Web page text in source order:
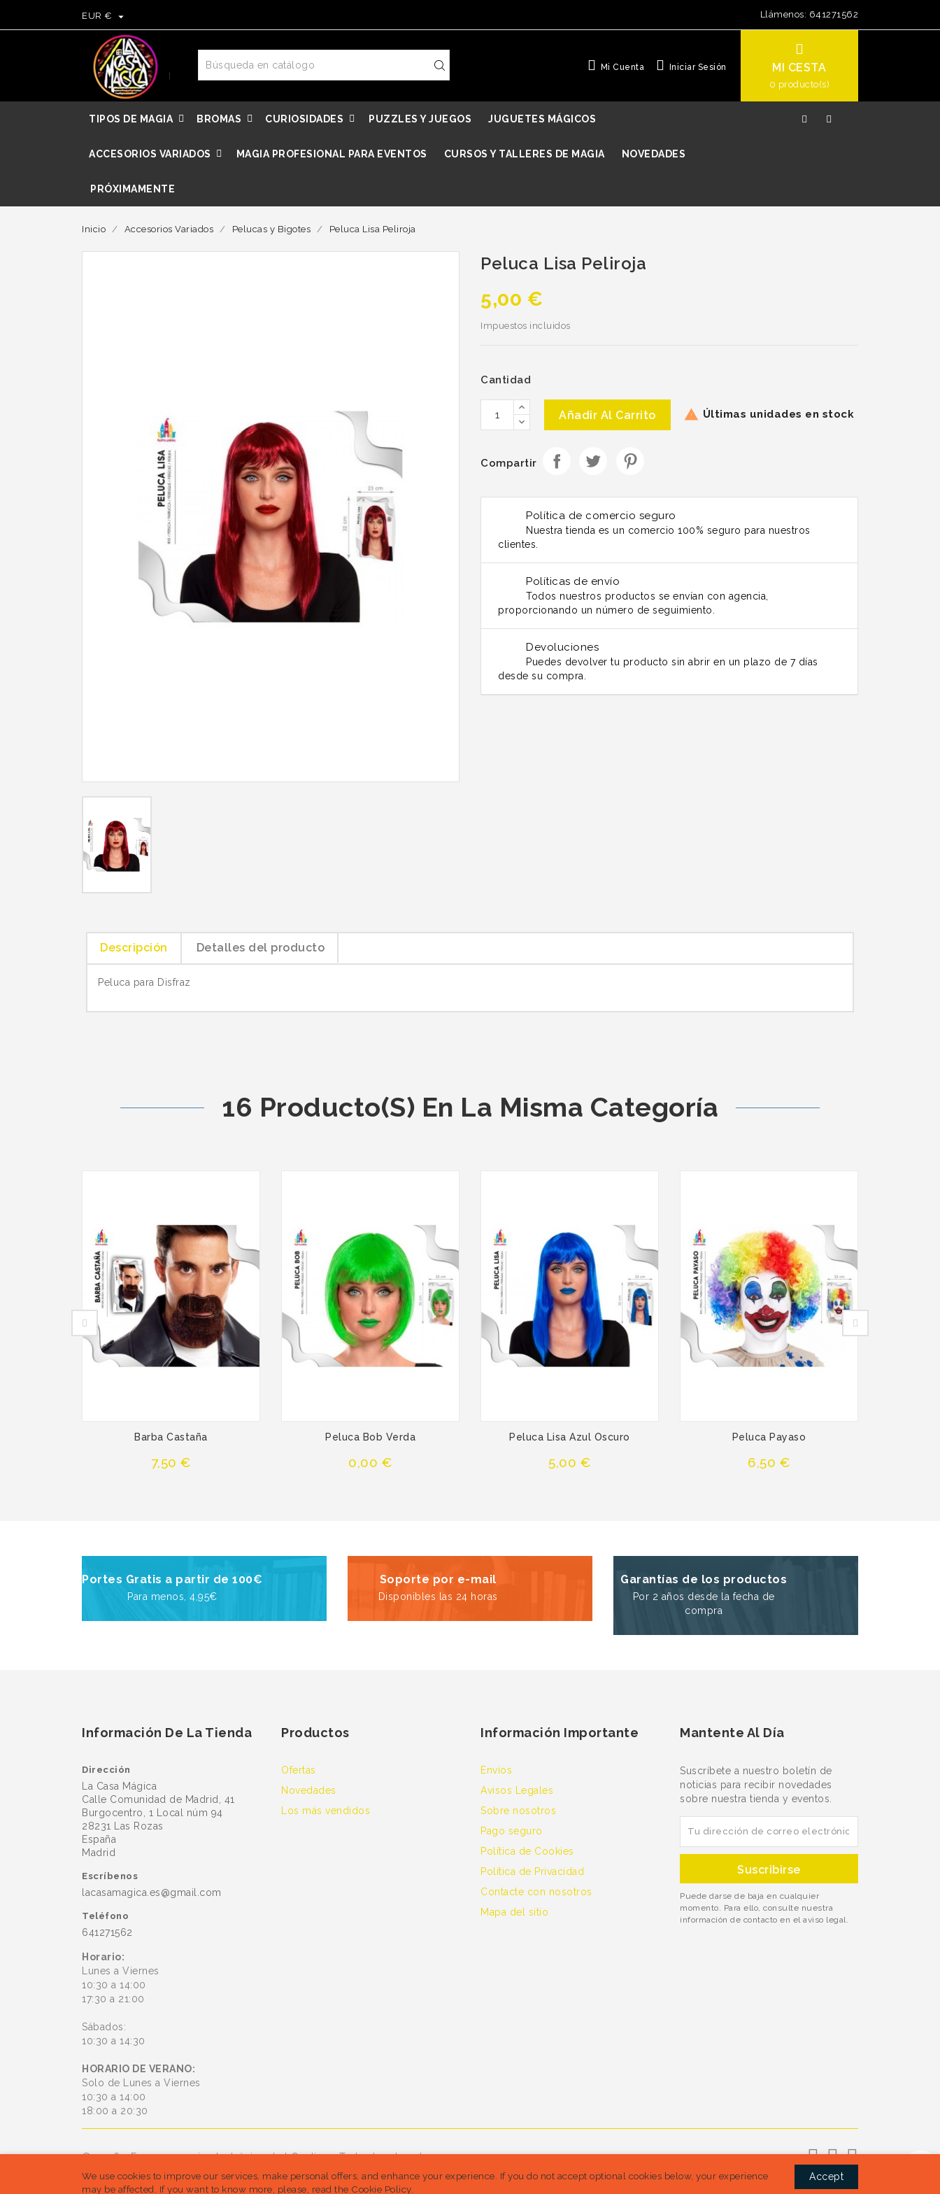
EUR €  Llámenos: 641271562
MI CESTA
0 producto(s)
Mi Cuenta Iniciar Sesión
TIPOS DE MAGIA BROMAS CURIOSIDADES PUZZLES Y JUEGOS JUGUETES MÁGICOS
ACCESORIOS VARIADOS MAGIA PROFESIONAL PARA EVENTOS CURSOS Y TALLERES DE MAGIA NOVEDADES
PRÓXIMAMENTE
Inicio Accesorios Variados Pelucas y Bigotes Peluca Lisa Peliroja
Peluca Lisa Peliroja
5,00 €
Impuestos incluidos
Cantidad
Añadir Al Carrito  Últimas unidades en stock
Compartir
Política de comercio seguro
Nuestra tienda es un comercio 100% seguro para nuestros
clientes.
Políticas de envío
Todos nuestros productos se envían con agencia,
proporcionando un número de seguimiento.
Devoluciones
Puedes devolver tu producto sin abrir en un plazo de 7 días
desde su compra.
Descripción Detalles del producto
Peluca para Disfraz
16 Producto(s) En La Misma Categoría
Barba Castaña
Precio
7,50 €
Peluca Bob Verda
Precio
0,00 €
Peluca Lisa Azul Oscuro
Precio
5,00 €
Peluca Payaso
Precio
6,50 €
Portes Gratis a partir de 100€
Para menos, 4,95€
Soporte por e-mail
Disponibles las 24 horas
Garantías de los productos
Por 2 años desde la fecha de
compra
Información De La Tienda
Dirección
La Casa Mágica
Calle Comunidad de Madrid, 41
Burgocentro, 1 Local núm 94
28231 Las Rozas
España
Madrid
Escríbenos
lacasamagica.es@gmail.com
Teléfono
641271562
Horario:
Lunes a Viernes
10:30 a 14:00
17:30 a 21:00
Sábados:
10:30 a 14:30
HORARIO DE VERANO:
Solo de Lunes a Viernes
10:30 a 14:00
18:00 a 20:30
Productos
Ofertas
Novedades
Los más vendidos
Información Importante
Envíos
Avisos Legales
Sobre nosotros
Pago seguro
Política de Cookies
Política de Privacidad
Contacte con nosotros
Mapa del sitio
Mantente Al Día
Suscríbete a nuestro boletín de
noticias para recibir novedades
sobre nuestra tienda y eventos.
Puede darse de baja en cualquier
momento. Para ello, consulte nuestra
información de contacto en el aviso legal.
© 2026 - Es un comercio electrónico de bConline - Todos los derechos
están reservados
We use cookies to improve our services, make personal offers, and enhance your experience. If you do not accept optional cookies below, your experience
may be affected. If you want to know more, please, read the Cookie Policy.
Accept